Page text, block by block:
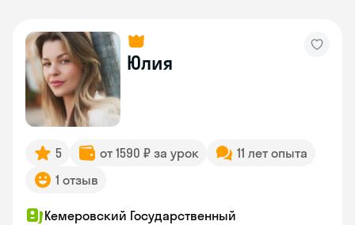
Юлия
5 от 1590 ₽ за урок
11 лет опыта
1 отзыв
Кемеровский Государственный